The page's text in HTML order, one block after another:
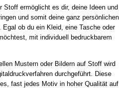
Stoff ermöglicht es dir, deine Ideen und
und somit deine ganz persönlichen
ob du ein Kleid, eine Tasche oder
mit individuell bedruckbarem
Mustern oder Bildern auf Stoff wird
durchgeführt. Diese
fast jedes Motiv in hoher Qualität auf